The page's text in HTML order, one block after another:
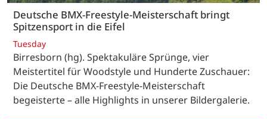
Deutsche BMX-Freestyle-Meisterschaft bringt
Spitzensport in die Eifel
Tuesday
Birresborn (hg). Spektakuläre Sprünge, vier
Meistertitel für Woodstyle und Hunderte Zuschauer:
Die Deutsche BMX-Freestyle-Meisterschaft
begeisterte – alle Highlights in unserer Bildergalerie.